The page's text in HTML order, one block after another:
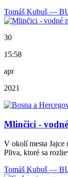
Tomáš Kubuš —
30
15:58
apr
2021
Mlinčici -
V okolí mesta Jajce
Pliva, ktoré sa
Tomáš Kubuš —